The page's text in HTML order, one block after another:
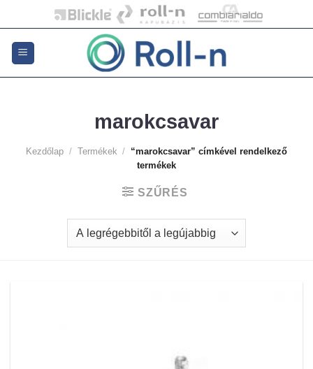
to
content
marokcsavar
Kezdőlap / Termékek / “marokcsavar” címkével rendelkező
termékek
SZŰRÉS